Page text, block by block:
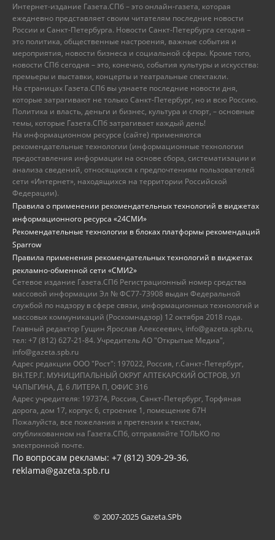
Интернет-издание Газета.СПб – это онлайн-газета, которая
ежедневно представляет своим читателям последние новости
России и Санкт-Петербурга. Новости Санкт-Петербурга сегодня –
это политика, общественные настроения, важные события и
мероприятия, новости бизнеса и социальной сферы. Кроме того,
новости СПб сегодня – это, конечно, события культуры и искусства:
премьеры и выставки, концерты и театральные спектакли.
На страницах Газета.СПб вы узнаете последние новости дня,
которые затрагивают не только Санкт-Петербург, но и всю Россию.
Политика и власть, деньги и бизнес, культура и спорт, – основные
темы, которые Газета.СПб затрагивает каждый день!
На информационном ресурсе (сайте) применяются
рекомендательные технологии (информационные технологии
предоставления информации на основе сбора, систематизации и
анализа сведений, относящихся к предпочтениям пользователей
сети «Интернет», находящихся на территории Российской
Федерации).
Правила о применении рекомендательных технологий в виджетах
информационного ресурса «24СМИ»
Рекомендательные технологии в блоках платформы рекомендаций
Sparrow
Правила применения рекомендательных технологий в виджетах
рекламно-обменной сети «СМИ2»
Сетевое издание Газета.СПб Регистрационный номер средства
массовой информации Эл № ФС77-73908 выдан Федеральной
службой по надзору в сфере связи, информационных технологий и
массовых коммуникаций (Роскомнадзор) 12 октября 2018 года.
Главный редактор Гущин Ярослав Алексеевич, info@gazeta.spb.ru,
тел: +7 (812) 627-21-84. Учредитель АО "Открытые Медиа",
info@gazeta.spb.ru
Адрес редакции ООО "Рост": 197022, Россия, г.Санкт-Петербург,
ВН.ТЕР.Г. МУНИЦИПАЛЬНЫЙ ОКРУГ АПТЕКАРСКИЙ ОСТРОВ, УЛ
ЧАПЫГИНА, Д. 6 ЛИТЕРА П, ОФИС 316
Адрес учредителя: 197374, Россия, Санкт-Петербург, Торфяная
дорога, дом 17, корпус 6, строение 1, помещение 67Н
Пожалуйста, все пожелания и претензии к текстам,
опубликованном на Газета.СПб, отправляйте ТОЛЬКО по
электронной почте.
По вопросам рекламы: +7 (812) 309-29-36,
reklama@gazeta.spb.ru
© 2007-2025 Gazeta.SPb